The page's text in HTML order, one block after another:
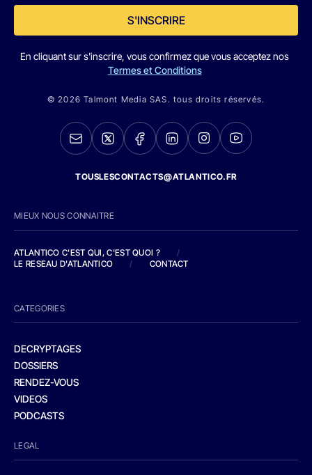
S'INSCRIRE
En cliquant sur s'inscrire, vous confirmez que vous acceptez nos
Termes et Conditions
© 2026 Talmont Media SAS. tous droits réservés.
TOUSLESCONTACTS@ATLANTICO.FR
MIEUX NOUS CONNAITRE
ATLANTICO C'EST QUI, C'EST QUOI ?
/
LE RESEAU D'ATLANTICO
/ CONTACT
CATEGORIES
DECRYPTAGES
DOSSIERS
RENDEZ-VOUS
VIDEOS
PODCASTS
LEGAL